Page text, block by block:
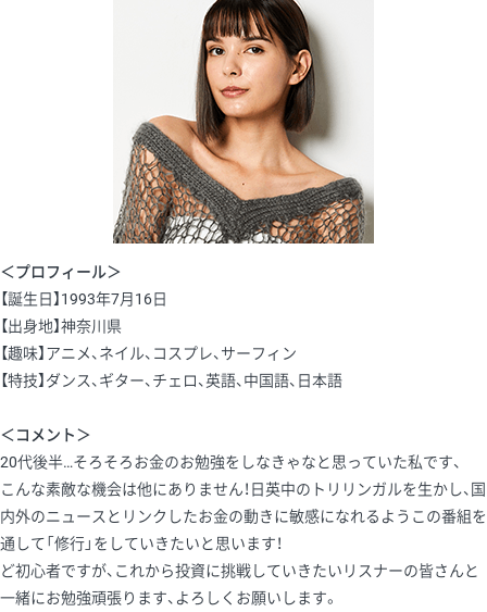
＜プロフィール＞
【誕生日】1993年7月16日
【出身地】神奈川県
【趣味】アニメ、ネイル、コスプレ、サーフィン
【特技】ダンス、ギター、チェロ、英語、中国語、日本語
＜コメント＞
20代後半…そろそろお金のお勉強をしなきゃなと思っていた私です、
こんな素敵な機会は他にありません！日英中のトリリンガルを生かし、国
内外のニュースとリンクしたお金の動きに敏感になれるようこの番組を
通して「修行」をしていきたいと思います！
ど初心者ですが、これから投資に挑戦していきたいリスナーの皆さんと
一緒にお勉強頑張ります、よろしくお願いします。